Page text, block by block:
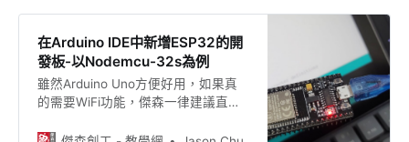
在Arduino IDE中新增ESP32的開
發板-以Nodemcu-32s為例
雖然Arduino Uno方便好用，如果真
的需要WiFi功能，傑森一律建議直接
法。 但Arduino IDE安裝好時並沒有